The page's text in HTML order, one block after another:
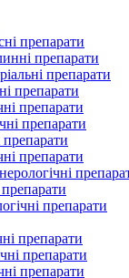
препарати
препарати
препарати
препарати
препарати
препарати
препарати
препарати
препарати
препарати
препарати
препарати
препарати